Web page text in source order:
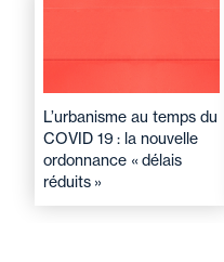
L’urbanisme au temps du
COVID 19 : la nouvelle
ordonnance « délais
réduits »